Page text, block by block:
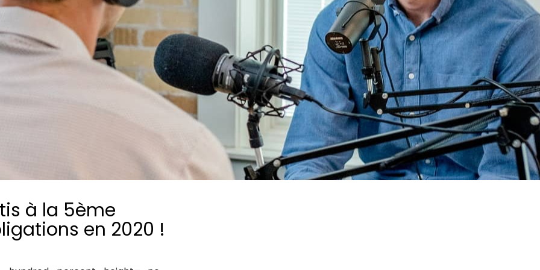
Consultez les informations relatives à
notre évaluation EcoVadis.
Consulter le rapport
à la 5ème
en 2020 !